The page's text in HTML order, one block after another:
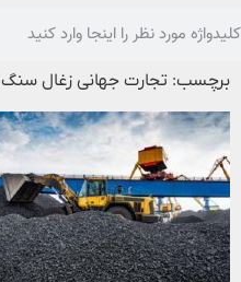
برچسب: تجارت جهانی زغال سنگ